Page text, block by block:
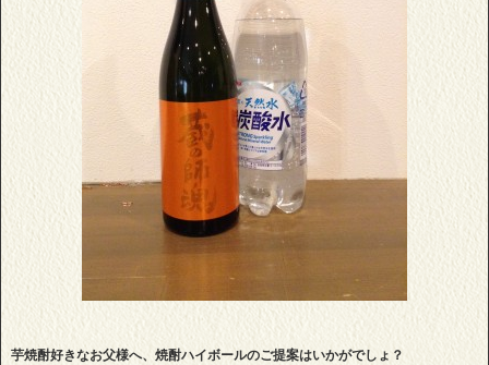
芋焼酎好きなお父様へ、焼酎ハイボールのご提案はいかがでしょ？